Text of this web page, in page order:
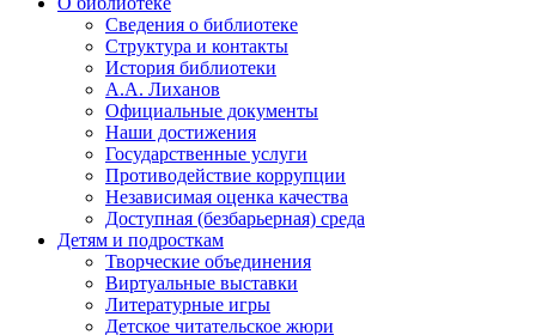
Сведения о библиотеке
Структура и контакты
История библиотеки
А.А. Лиханов
Официальные документы
Наши достижения
Государственные услуги
Противодействие коррупции
Независимая оценка качества
Доступная (безбарьерная) среда
Детям и подросткам
Творческие объединения
Виртуальные выставки
Литературные игры
Детское читательское жюри